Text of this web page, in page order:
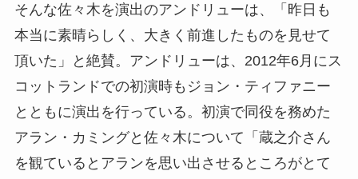
そんな佐々木を演出のアンドリューは、「昨日も
本当に素晴らしく、大きく前進したものを見せて
頂いた」と絶賛。アンドリューは、2012年6月にス
コットランドでの初演時もジョン・ティファニー
とともに演出を行っている。初演で同役を務めた
アラン・カミングと佐々木について「蔵之介さん
を観ているとアランを思い出させるところがとて